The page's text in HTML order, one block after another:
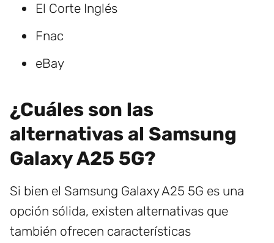
El Corte Inglés
Fnac
eBay
¿Cuáles son las
alternativas al Samsung
Galaxy A25 5G?
Si bien el Samsung Galaxy A25 5G es una
opción sólida, existen alternativas que
también ofrecen características